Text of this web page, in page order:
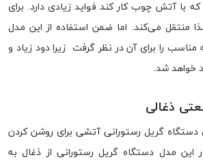
با آتش چوب کار کند فواید زیادی دارد. برای
منتقل می‌کند. اما ضمن استفاده از این مدل
را برای آن در نظر گرفت زیرا دود زیاد و
خواهد شد.
ذغالی
دستگاه گریل رستورانی آتشی برای روشن کردن
این مدل دستگاه گریل رستورانی از ذغال به